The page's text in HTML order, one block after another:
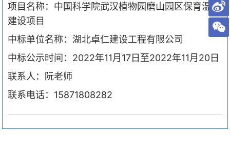
项目名称：中国科学院武汉植物园磨山园区保育温棚
建设项目
中标单位名称：湖北卓仁建设工程有限公司
中标公示时间：2022年11月17日至2022年11月20日
联系人：阮老师
联系电话：15871808282